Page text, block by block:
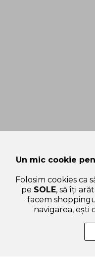
Pensula pentru buze, din
nu
Un mic cookie
Folosim cookies ca
pe SOLE, să îți
facem
navigarea, ești